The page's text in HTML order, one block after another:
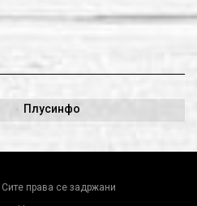
Плусинфо
Сите права се задржани